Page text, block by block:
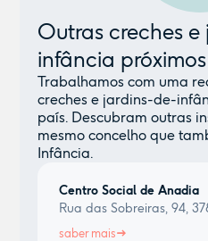
Outras creches
infância próximos
Trabalhamos com uma
creches e jardins-de-
país. Descubram outras
mesmo concelho que
Infância.
Centro Social de Anadia
Rua das Sobreiras, 94,
saber mais